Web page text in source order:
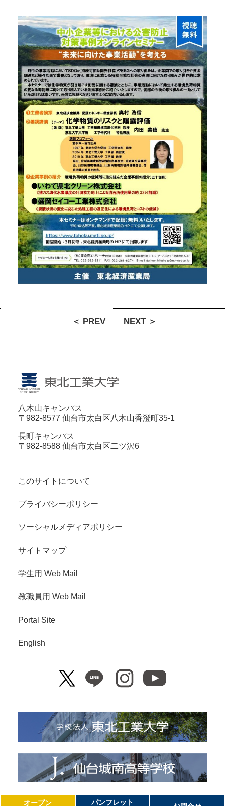
＜ PREV NEXT ＞
八木山キャンパス
〒982-8577 仙台市太白区八木山香澄町35-1
長町キャンパス
〒982-8588 仙台市太白区二ツ沢6
このサイトについて
プライバシーポリシー
ソーシャルメディアポリシー
サイトマップ
学生用 Web Mail
教職員用 Web Mail
Portal Site
English
Copyright© Tohoku Institute of Technology. All Right Reserved.
オープン パンフレット